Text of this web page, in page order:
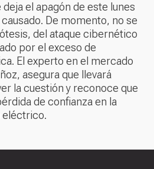
el apagón de este lunes
De momento, no se
del ataque cibernético
por el exceso de
El experto en el mercado
asegura que llevará
la cuestión y reconoce que
de confianza en la
eléctrico.